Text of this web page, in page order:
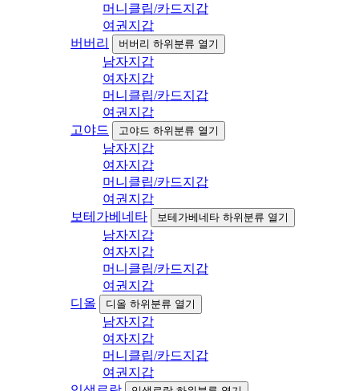
머니클립/카드지갑
여권지갑
버버리
버버리 하위분류 열기
남자지갑
여자지갑
머니클립/카드지갑
여권지갑
고야드
고야드 하위분류 열기
남자지갑
여자지갑
머니클립/카드지갑
여권지갑
보테가베네타
보테가베네타 하위분류 열기
남자지갑
여자지갑
머니클립/카드지갑
여권지갑
디올
디올 하위분류 열기
남자지갑
여자지갑
머니클립/카드지갑
여권지갑